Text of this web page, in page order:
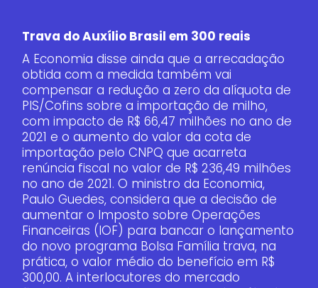
Trava do Auxílio Brasil em 300 reais
A Economia disse ainda que a arrecadação
obtida com a medida também vai
compensar a redução a zero da alíquota de
PIS/Cofins sobre a importação de milho,
com impacto de R$ 66,47 milhões no ano de
2021 e o aumento do valor da cota de
importação pelo CNPQ que acarreta
renúncia fiscal no valor de R$ 236,49 milhões
no ano de 2021. O ministro da Economia,
Paulo Guedes, considera que a decisão de
aumentar o Imposto sobre Operações
Financeiras (IOF) para bancar o lançamento
do novo programa Bolsa Família trava, na
prática, o valor médio do benefício em R$
300,00. A interlocutores do mercado